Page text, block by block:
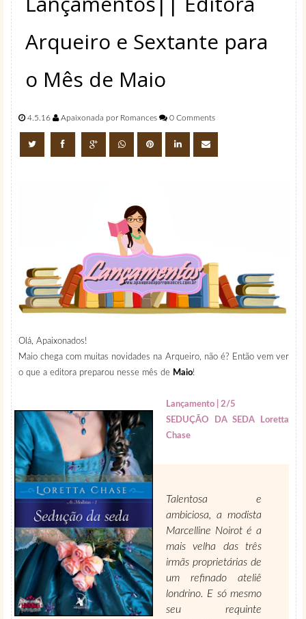
Arqueiro e Sextante para
o Mês de Maio
4.5.16 Apaixonada por Romances 0 Comments
Olá, Apaixonados!
Maio chega com muitas novidades na Arqueiro, não é? Então vem ver
o que a editora preparou nesse mês de Maio!
Lançamento | 2/5
SEDUÇÃO DA SEDA Loretta
Chase
Talentosa e
ambiciosa, a modista
Marcelline Noirot é a
mais velha das três
irmãs proprietárias de
um refinado ateliê
londrino. E só mesmo
seu requinte